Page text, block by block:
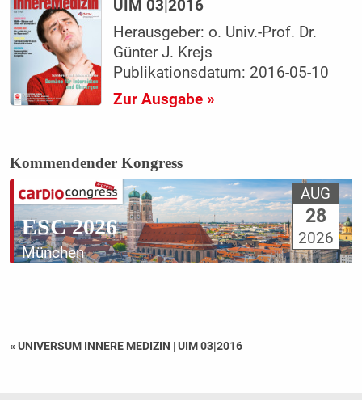
UIM 03|2016
Herausgeber: o. Univ.-Prof. Dr.
Günter J. Krejs
Publikationsdatum: 2016-05-10
Zur Ausgabe »
Kommendender Kongress
ESC 2026
München
AUG
28
2026
« UNIVERSUM INNERE MEDIZIN |UIM 03|2016